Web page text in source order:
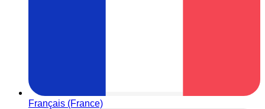
Français (France)